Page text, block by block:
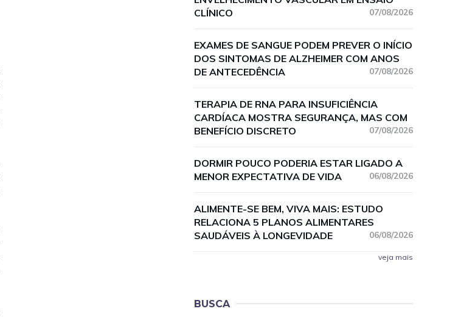
CLÍNICO
07/08/2026
EXAMES DE SANGUE PODEM PREVER O INÍCIO
DOS SINTOMAS DE ALZHEIMER COM ANOS
DE ANTECEDÊNCIA
07/08/2026
TERAPIA DE RNA PARA INSUFICIÊNCIA
CARDÍACA MOSTRA SEGURANÇA, MAS COM
BENEFÍCIO DISCRETO
07/08/2026
DORMIR POUCO PODERIA ESTAR LIGADO A
MENOR EXPECTATIVA DE VIDA
06/08/2026
ALIMENTE-SE BEM, VIVA MAIS: ESTUDO
RELACIONA 5 PLANOS ALIMENTARES
SAUDÁVEIS À LONGEVIDADE
06/08/2026
veja mais
BUSCA